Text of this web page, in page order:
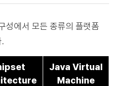
성에서 모든 종류의 플랫폼
Java Virtual
Machine